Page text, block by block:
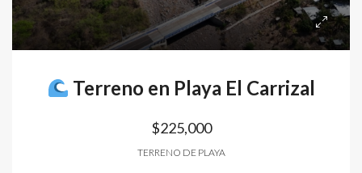
Terreno en Playa El Carrizal
$225,000
TERRENO DE PLAYA